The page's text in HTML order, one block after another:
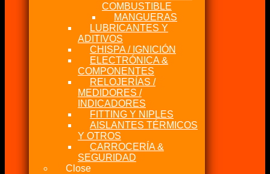
COMBUSTIBLE
MANGUERAS
LUBRICANTES Y
ADITIVOS
CHISPA / IGNICIÓN
ELECTRÓNICA &
COMPONENTES
RELOJERÍAS /
MEDIDORES /
INDICADORES
FITTING Y NIPLES
AISLANTES TÉRMICOS
Y OTROS
CARROCERÍA &
SEGURIDAD
Close